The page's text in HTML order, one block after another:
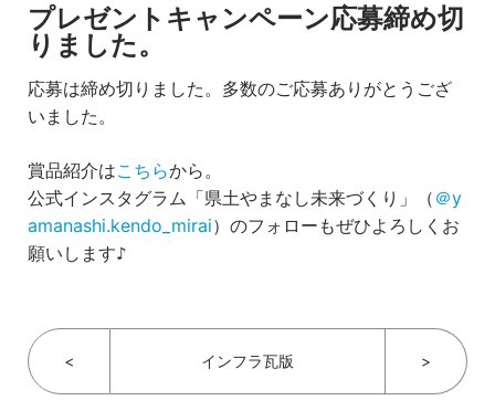
プレゼントキャンペーン応募締め切
りました。
応募は締め切りました。多数のご応募ありがとうござ
いました。
賞品紹介はこちらから。
公式インスタグラム「県土やまなし未来づくり」（ ＠y
amanashi.kendo_mirai）のフォローもぜひよろしくお
願いします♪
< インフラ瓦版 >